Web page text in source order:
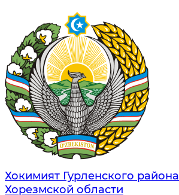
Хокимият Гурленского района
Хорезмской области